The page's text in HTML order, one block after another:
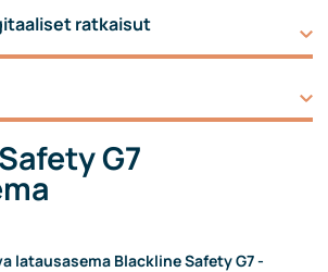
ratkaisut
G7
latausasema Blackline Safety G7 -